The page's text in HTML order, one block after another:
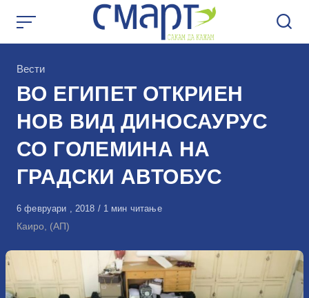
КАтегорија
Вести
ВО ЕГИПЕТ ОТКРИЕН
НОВ ВИД ДИНОСАУРУС
СО ГОЛЕМИНА НА
ГРАДСКИ АВТОБУС
Објавено
на
6 февруари , 2018 1 мин читање
Каиро, (АП)